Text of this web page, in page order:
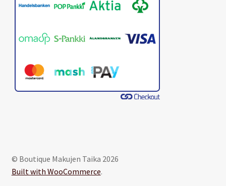
© Boutique Makujen Taika 2026
Built with WooCommerce.